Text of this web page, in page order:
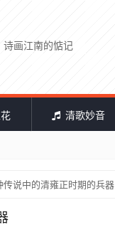
诗画江南的惦记
清歌妙音
传说中的清雍正时期的兵器